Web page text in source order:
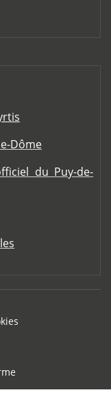
Dôme
du Puy-de-